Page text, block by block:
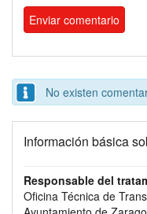
Enviar comentario
Información
No existen
Información básica
Responsable del
Oficina Técnica de